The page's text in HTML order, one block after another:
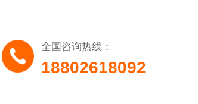
全国咨询热线：
18802618092